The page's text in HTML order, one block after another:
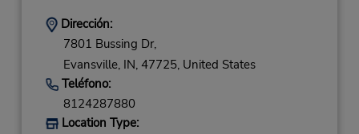
Dirección:
7801 Bussing Dr,
Evansville, IN, 47725, United States
Teléfono:
8124287880
Location Type: